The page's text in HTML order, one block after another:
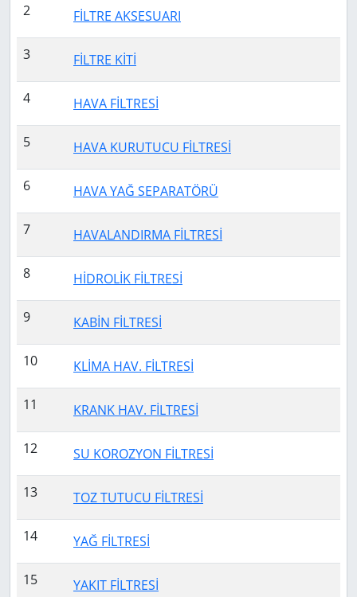
2 FİLTRE AKSESUARI
3 FİLTRE KİTİ
4 HAVA FİLTRESİ
5 HAVA KURUTUCU FİLTRESİ
6 HAVA YAĞ SEPARATÖRÜ
7 HAVALANDIRMA FİLTRESİ
8 HİDROLİK FİLTRESİ
9 KABİN FİLTRESİ
10 KLİMA HAV. FİLTRESİ
11 KRANK HAV. FİLTRESİ
12 SU KOROZYON FİLTRESİ
13 TOZ TUTUCU FİLTRESİ
14 YAĞ FİLTRESİ
15 YAKIT FİLTRESİ